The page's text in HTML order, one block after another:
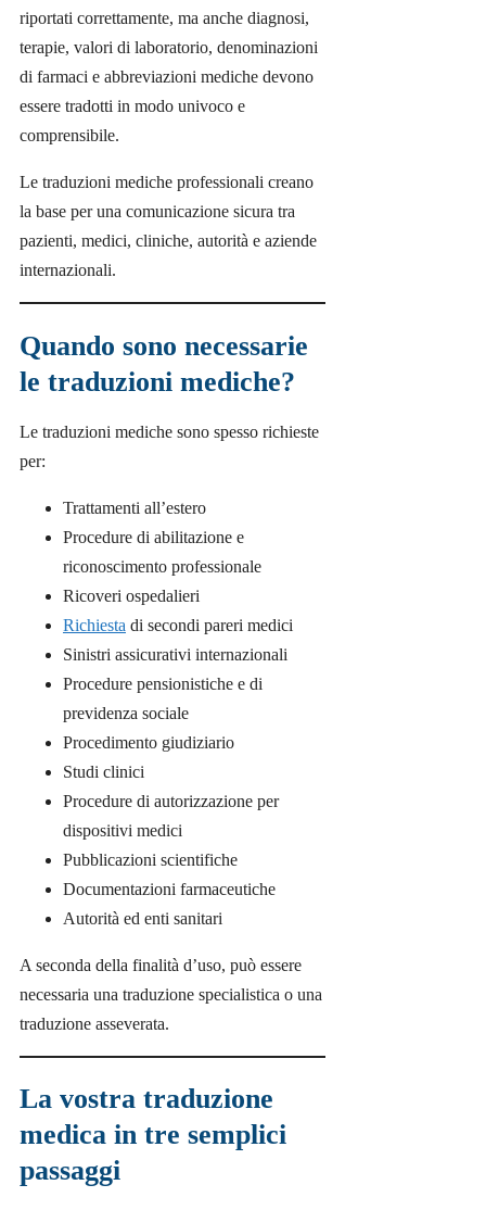
riportati correttamente, ma anche diagnosi,
terapie, valori di laboratorio, denominazioni
di farmaci e abbreviazioni mediche devono
essere tradotti in modo univoco e
comprensibile.
Le traduzioni mediche professionali creano
la base per una comunicazione sicura tra
pazienti, medici, cliniche, autorità e aziende
internazionali.
Quando sono necessarie
le traduzioni mediche?
Le traduzioni mediche sono spesso richieste
per:
Trattamenti all’estero
Procedure di abilitazione e
riconoscimento professionale
Ricoveri ospedalieri
Richiesta di secondi pareri medici
Sinistri assicurativi internazionali
Procedure pensionistiche e di
previdenza sociale
Procedimento giudiziario
Studi clinici
Procedure di autorizzazione per
dispositivi medici
Pubblicazioni scientifiche
Documentazioni farmaceutiche
Autorità ed enti sanitari
A seconda della finalità d’uso, può essere
necessaria una traduzione specialistica o una
traduzione asseverata.
La vostra traduzione
medica in tre semplici
passaggi